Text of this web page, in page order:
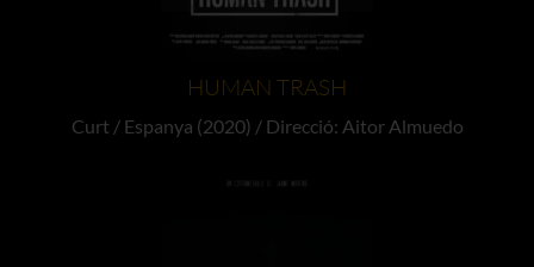
HUMAN TRASH
Curt / Espanya (2020) / Direcció: Aitor Almuedo